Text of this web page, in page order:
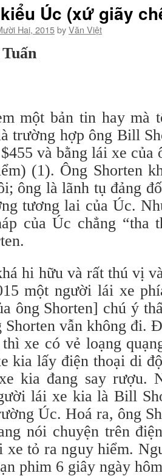
Úc (xứ giãy
Hai, 2015byVăn Việt
một bản tin hay mà
trường hợp ông Bill
và bằng lái xe của
(1). Ông Shorten
ông là lãnh tụ đảng
tương lai của Úc.
của Úc chẳng “tha
hi hữu và rất thú vị
một người lái xe
ông Shorten] chú ý
Shorten vẫn không đi.
xe có vẻ loạng
kia lấy điện thoại di
kia đang say rượu.
lái xe kia là Bill
Úc. Hoá ra, ông
nói chuyện trên
xe tỏ ra nguy hiểm.
phim 6 giây ngày